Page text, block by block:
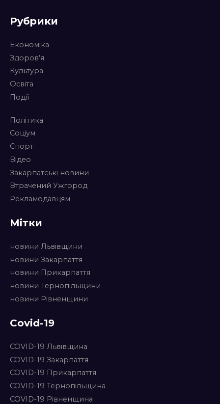
Рубрики
Економіка
Здоров’я
Культура
Освіта
Події
Політика
Соціум
Спорт
Відео
Закарпатські новини
Втрачений Ужгород
Рекламодавцям
Мітки
новини Львівщини
новини Закарпаття
новини Прикарпаття
новини Тернопільщини
новини Рівненщини
Covid-19
COVID-19 Львівщина
COVID-19 Закарпаття
COVID-19 Прикарпаття
COVID-19 Тернопільщина
COVID-19 Рівненщина